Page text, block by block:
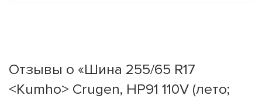
Отзывы о «Шина 255/65 R17
<Kumho> Crugen, HP91 110V (лето;